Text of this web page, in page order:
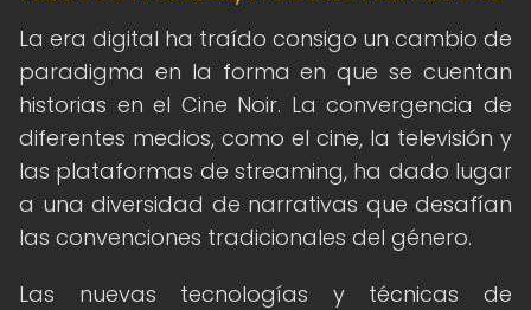
La era digital ha traído consigo un cambio de
paradigma en la forma en que se cuentan
historias en el Cine Noir. La convergencia de
diferentes medios, como el cine, la televisión y
las plataformas de streaming, ha dado lugar
a una diversidad de narrativas que desafían
las convenciones tradicionales del género.
Las nuevas tecnologías y técnicas de